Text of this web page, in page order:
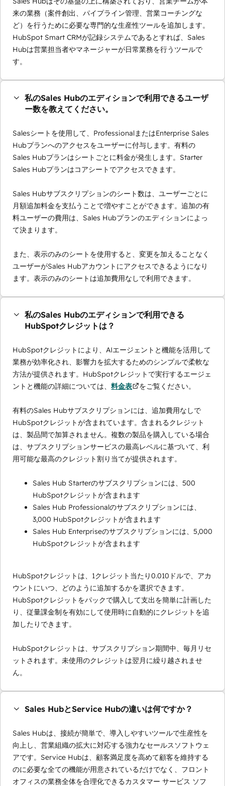
来の業務（案件創出、パイプライン管理、営業コーチングな
ど）を行うために必要な専門的な生産性ツールを追加します。
HubSpot Smart CRMが記録システムであるとすれば、Sales
Hubは営業担当者やマネージャーが日常業務を行うツールで
す。
私のSales Hubのエディションで利用できるユーザ
ー数を教えてください。
Salesシートを使用して、ProfessionalまたはEnterprise Sales
Hubプランへのアクセスをユーザーに付与します。有料の
Sales Hubプランはシートごとに料金が発生します。Starter
Sales Hubプランはコアシートでアクセスできます。
Sales Hubサブスクリプションのシート数は、ユーザーごとに
月額追加料金を支払うことで増やすことができます。追加の有
料ユーザーの費用は、Sales Hubプランのエディションによっ
て決まります。
また、表示のみのシートを使用すると、変更を加えることなく
ユーザーがSales Hubアカウントにアクセスできるようになり
ます。表示のみのシートは追加費用なしで利用できます。
私のSales Hubのエディションで利用できる
HubSpotクレジットは？
HubSpotクレジットにより、AIエージェントと機能を活用して
業務が効率化され、影響力を拡大するためのシンプルで柔軟な
方法が提供されます。HubSpotクレジットで実行するエージェ
ントと機能の詳細については、 料金表 をご覧ください。
有料のSales Hubサブスクリプションには、追加費用なしで
HubSpotクレジットが含まれています。含まれるクレジット
は、製品間で加算されません。複数の製品を購入している場合
は、サブスクリプションサービスの最高レベルに基づいて、利
用可能な最高のクレジット割り当てが提供されます。
Sales Hub Starterのサブスクリプションには、500
HubSpotクレジットが含まれます
Sales Hub Professionalのサブスクリプションには、
3,000 HubSpotクレジットが含まれます
Sales Hub Enterpriseのサブスクリプションには、5,000
HubSpotクレジットが含まれます
HubSpotクレジットは、1クレジット当たり0.010ドルで、アカ
ウントにいつ、どのように追加するかを選択できます。
HubSpotクレジットをパックで購入して支出を簡単に計画した
り、従量課金制を有効にして使用時に自動的にクレジットを追
加したりできます。
HubSpotクレジットは、サブスクリプション期間中、毎月リセ
ットされます。未使用のクレジットは翌月に繰り越されませ
ん。
Sales HubとService Hubの違いは何ですか？
Sales Hubは、接続が簡単で、導入しやすいツールで生産性を
向上し、営業組織の拡大に対応する強力なセールスソフトウェ
アです。Service Hubは、顧客満足度を高めて顧客を維持する
のに必要な全ての機能が用意されているだけでなく、フロント
オフィスの業務全体を合理化できるカスタマー サービス ソフ